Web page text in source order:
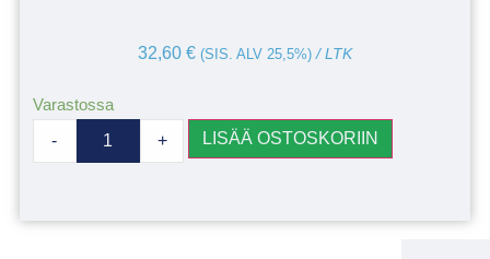
32,60 € (SIS. ALV 25,5%) / LTK
Varastossa
- + LISÄÄ OSTOSKORIIN